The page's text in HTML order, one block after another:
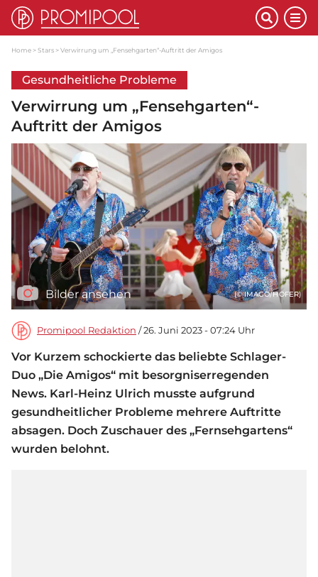
Home Stars Verwirrung um „Fensehgarten“-Auftritt der Amigos
Gesundheitliche Probleme
Verwirrung um „Fensehgarten“-
Auftritt der Amigos
Bilder ansehen (© IMAGO/HOFER)
Promipool Redaktion / 26. Juni 2023 - 07:24 Uhr
Vor Kurzem schockierte das beliebte Schlager-
Duo „Die Amigos“ mit besorgniserregenden
News. Karl-Heinz Ulrich musste aufgrund
gesundheitlicher Probleme mehrere Auftritte
absagen. Doch Zuschauer des „Fernsehgartens“
wurden belohnt.